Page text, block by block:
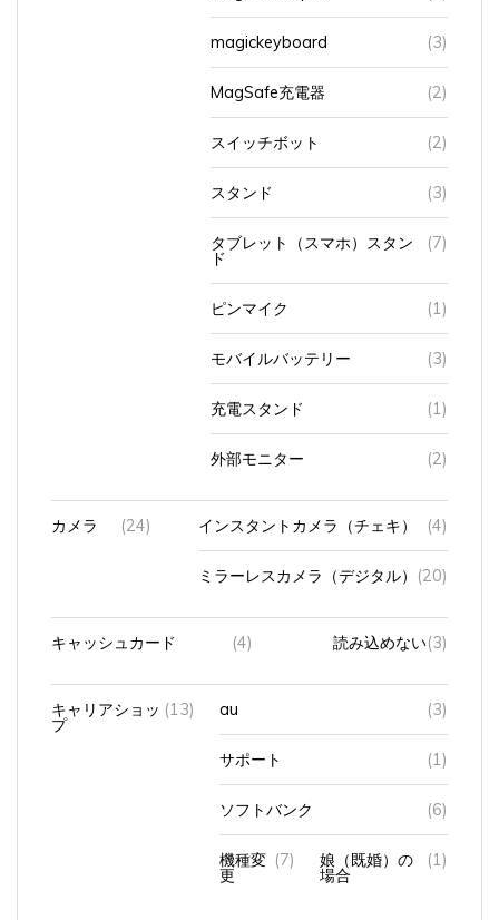
magickeyboard (3)
MagSafe充電器 (2)
スイッチボット (2)
スタンド (3)
タブレット（スマホ）スタン (7)
ピンマイク (1)
モバイルバッテリー (3)
充電スタンド (1)
外部モニター (2)
カメラ (24) インスタントカメラ（チェキ） (4)
ミラーレスカメラ（デジタル）(20)
キャッシュカード (4) 読み込めない(3)
キャリアショッ(13) au (3)
サポート (1)
ソフトバンク (6)
機種変
更
(7) 娘（既婚）の
場合
(1)